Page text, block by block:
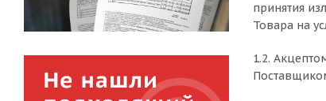
принятия
Товара на
1.2.